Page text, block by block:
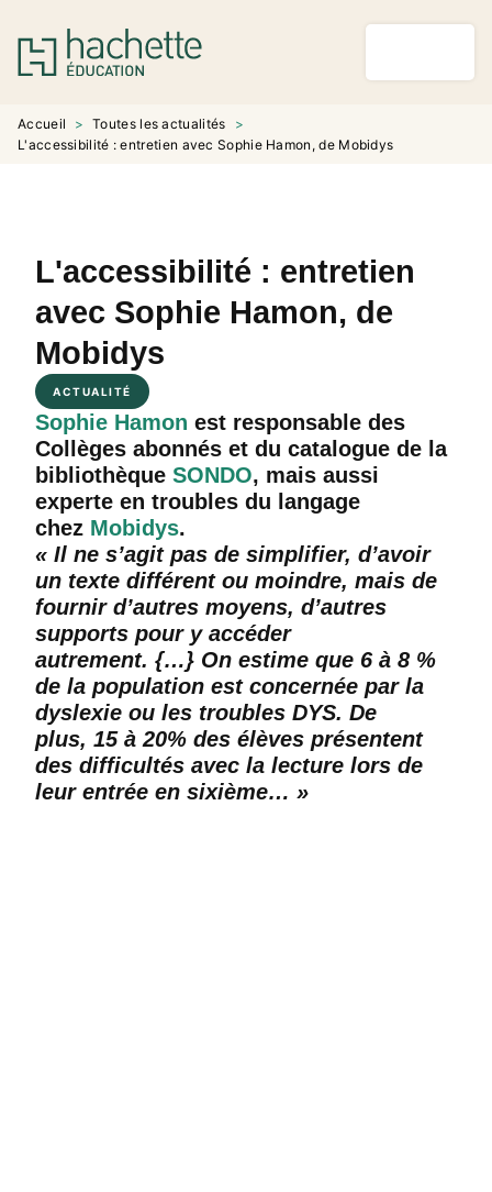
MENU RECHERCHE
PIED DE PAGE
Accueil > Toutes les actualités
>
L'accessibilité : entretien avec Sophie Hamon, de Mobidys
L'accessibilité : entretien
avec Sophie Hamon, de
Mobidys
ACTUALITÉ
Sophie Hamon est responsable des
Collèges abonnés et du catalogue de la
bibliothèque SONDO, mais aussi
experte en troubles du langage
chez Mobidys.
« Il ne s’agit pas de simplifier, d’avoir
un texte différent ou moindre, mais de
fournir d’autres moyens, d’autres
supports pour y accéder
autrement. {…} On estime que 6 à 8 %
de la population est concernée par la
dyslexie ou les troubles DYS. De
plus, 15 à 20% des élèves présentent
des difficultés avec la lecture lors de
leur entrée en sixième… »